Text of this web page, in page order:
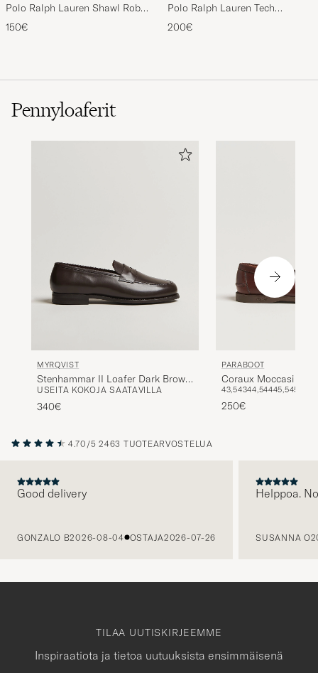
Polo Ralph Lauren Shawl Robe
Navy
150€
Polo Ralph Lauren Tech
Performance Full Zip Light
Sport Heather
200€
Pennyloaferit
MYRQVIST
Stenhammar II Loafer Dark Brown
Calf
USEITA KOKOJA SAATAVILLA
340€
PARABOOT
Coraux Moccasin
43,54344,54445,545
250€
4.70/5 2463 TUOTEARVOSTELUA
Good delivery
GONZALO B2026-08-04 OSTAJA2026-07-26
Helppoa.
SUSANNA O
TILAA UUTISKIRJEEMME
Inspiraatiota ja tietoa uutuuksista ensimmäisenä